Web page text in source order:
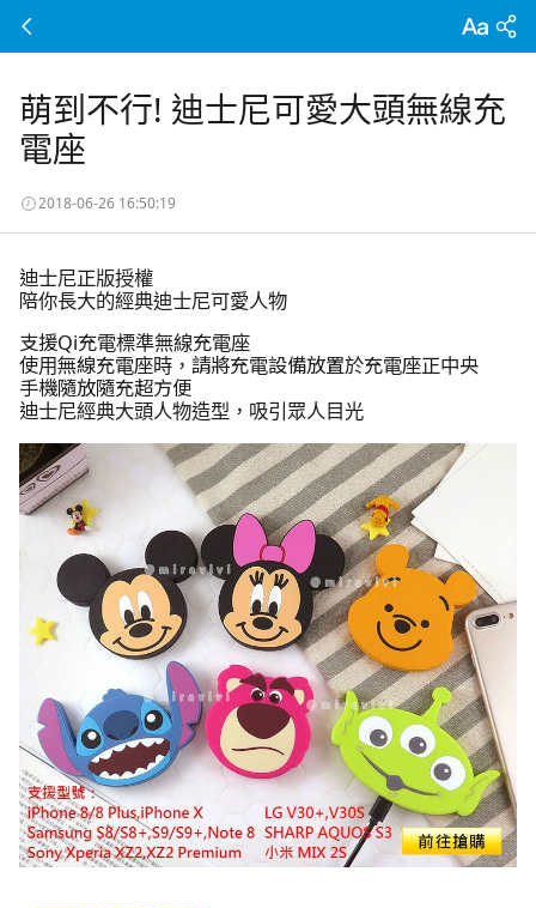
萌到不行! 迪士尼可愛大頭無線充
電座
2018-06-26 16:50:19
迪士尼正版授權
陪你長大的經典迪士尼可愛人物
支援Qi充電標準無線充電座
使用無線充電座時，請將充電設備放置於充電座正中央
手機隨放隨充超方便
迪士尼經典大頭人物造型，吸引眾人目光